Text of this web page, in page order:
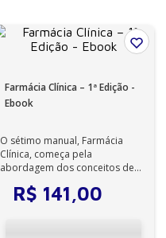
Farmácia Clínica – 1ª Edição -
Ebook
O sétimo manual, Farmácia
Clínica, começa pela
abordagem dos conceitos de
farmacocinética clíni...
R$ 141 00